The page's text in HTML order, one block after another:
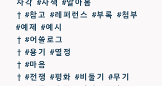
자각 #사색 #알아봄
† #참고 #레퍼런스 #부록 #첨부
#예제 #예시
† #어쏠로그
† #용기 #열정
† #마음
† #전쟁 #평화 #비둘기 #무기